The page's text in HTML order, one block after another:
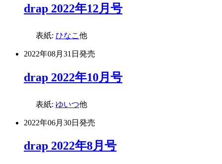
drap 2022年12月号
表紙: ひなこ 他
2022年08月31日 発売
drap 2022年10月号
表紙: ゆいつ他
2022年06月30日 発売
drap 2022年8月号